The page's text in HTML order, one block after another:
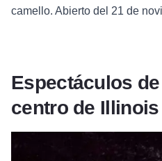
camello. Abierto del 21 de
Espectáculos
centro de Illinois